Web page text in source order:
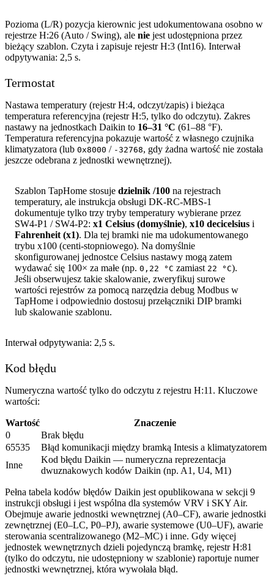
Pozioma (L/R) pozycja kierownic jest udokumentowana osobno w
rejestrze H:26 (Auto / Swing), ale nie jest udostępniona przez
bieżący szablon. Czyta i zapisuje rejestr H:3 (Int16). Interwał
odpytywania: 2,5 s.
Termostat
Nastawa temperatury (rejestr H:4, odczyt/zapis) i bieżąca
temperatura referencyjna (rejestr H:5, tylko do odczytu). Zakres
nastawy na jednostkach Daikin to 16–31 °C (61–88 °F).
Temperatura referencyjna pokazuje wartość z własnego czujnika
klimatyzatora (lub 0x8000 / -32768, gdy żadna wartość nie została
jeszcze odebrana z jednostki wewnętrznej).
Szablon TapHome stosuje dzielnik /100 na rejestrach
temperatury, ale instrukcja obsługi DK-RC-MBS-1
dokumentuje tylko trzy tryby temperatury wybierane przez
SW4-P1 / SW4-P2: x1 Celsius (domyślnie), x10 decicelsius i
Fahrenheit (x1). Dla tej bramki nie ma udokumentowanego
trybu x100 (centi-stopniowego). Na domyślnie
skonfigurowanej jednostce Celsius nastawy mogą zatem
wydawać się 100× za małe (np. 0,22 °C zamiast 22 °C).
Jeśli obserwujesz takie skalowanie, zweryfikuj surowe
wartości rejestrów za pomocą narzędzia debug Modbus w
TapHome i odpowiednio dostosuj przełączniki DIP bramki
lub skalowanie szablonu.
Interwał odpytywania: 2,5 s.
Kod błędu
Numeryczna wartość tylko do odczytu z rejestru H:11. Kluczowe
wartości:
Wartość
Znaczenie
0
Brak błędu
65535
Błąd komunikacji między bramką Intesis a klimatyzatorem
Inne
Kod błędu Daikin — numeryczna reprezentacja
dwuznakowych kodów Daikin (np. A1, U4, M1)
Pełna tabela kodów błędów Daikin jest opublikowana w sekcji 9
instrukcji obsługi i jest wspólna dla systemów VRV i SKY Air.
Obejmuje awarie jednostki wewnętrznej (A0–CF), awarie jednostki
zewnętrznej (E0–LC, P0–PJ), awarie systemowe (U0–UF), awarie
sterowania scentralizowanego (M2–MC) i inne. Gdy więcej
jednostek wewnętrznych dzieli pojedynczą bramkę, rejestr H:81
(tylko do odczytu, nie udostępniony w szablonie) raportuje numer
jednostki wewnętrznej, która wywołała błąd.